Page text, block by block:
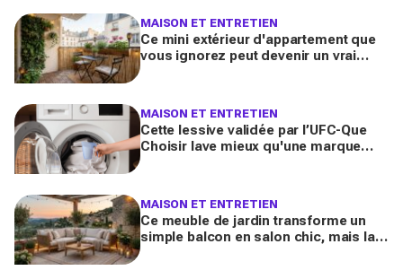
MAISON ET ENTRETIEN
Ce mini extérieur d'appartement que
vous ignorez peut devenir un vrai
MAISON ET ENTRETIEN
Cette lessive validée par l’UFC-Que
Choisir lave mieux qu'une marque
MAISON ET ENTRETIEN
Ce meuble de jardin transforme un
simple balcon en salon chic, mais la